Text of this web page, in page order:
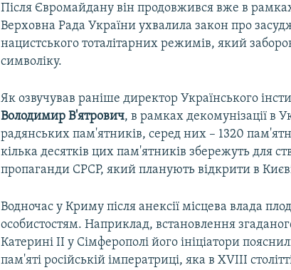
Після Євромайдану він продовжився вже в
Верховна Рада України ухвалила закон про
нацистського тоталітарних режимів, який
символіку.
Як озвучував раніше директор Українського
Володимир В'ятрович, в рамках декомунізації в
радянських пам'ятників, серед них – 1320
кілька десятків цих пам'ятників збережуть для
пропаганди СРСР, який планують відкрити в
Водночас у Криму після анексії місцева влада
особистостям. Наприклад, встановлення
Катерині II у Сімферополі його ініціатори
пам'яті російській імператриці, яка в XVIII